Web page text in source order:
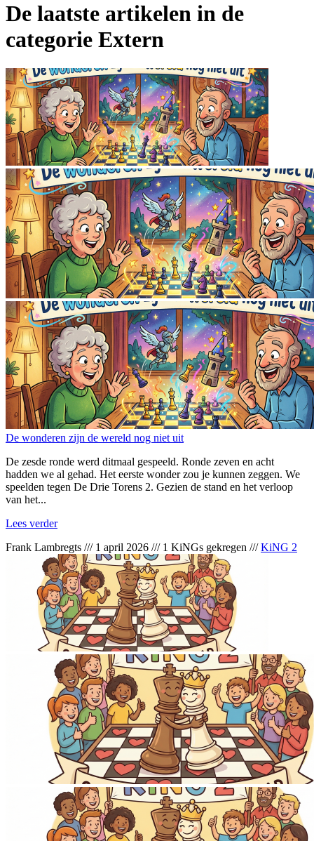
De laatste artikelen in de
categorie Extern
De wonderen zijn de wereld nog niet uit
De zesde ronde werd ditmaal gespeeld. Ronde zeven en acht
hadden we al gehad. Het eerste wonder zou je kunnen zeggen. We
speelden tegen De Drie Torens 2. Gezien de stand en het verloop
van het...
Lees verder
Frank Lambregts /// 1 april 2026 /// 1 KiNGs gekregen ///KiNG 2